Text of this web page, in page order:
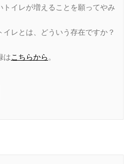
トイレが増えることを願ってやみ
レとは、どういう存在ですか？
はこちらから。